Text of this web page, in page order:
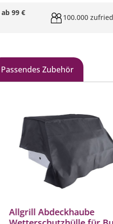
ab 99 €
100.000
Passendes Zubehör
Allgrill Abdeckhaube